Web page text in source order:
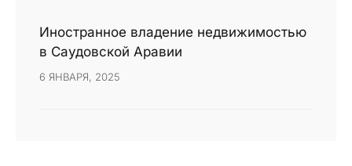
Иностранное владение недвижимостью
в Саудовской Аравии
6 ЯНВАРЯ, 2025